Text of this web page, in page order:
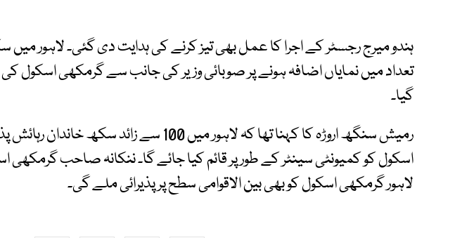
ہندو میرج رجسٹر کے اجرا کا عمل بھی تیز کرنے کی ہدایت دی گئی۔ لاہور میں
تعداد میں نمایاں اضافہ ہونے پر صوبائی وزیر کی جانب سے گرمکھی اسکول کی
گیا۔
رمیش سنگھ اروڑہ کا کہنا تھا کہ لاہور میں 100 سے زائد
اسکول کو کمیونٹی سینٹر کے طور پر قائم کیا جائے گا۔ ننکانہ صاحب
لاہور گرمکھی اسکول کو بھی بین الاقوامی سطح پر پذیرائی ملے گی۔